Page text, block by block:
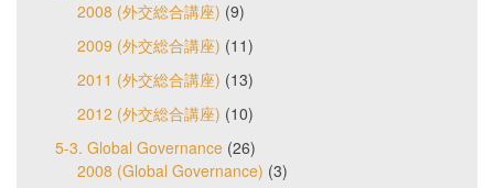
2008 (外交総合講座) (9)
2009 (外交総合講座) (11)
2011 (外交総合講座) (13)
2012 (外交総合講座) (10)
5-3. Global Governance (26)
2008 (Global Governance) (3)